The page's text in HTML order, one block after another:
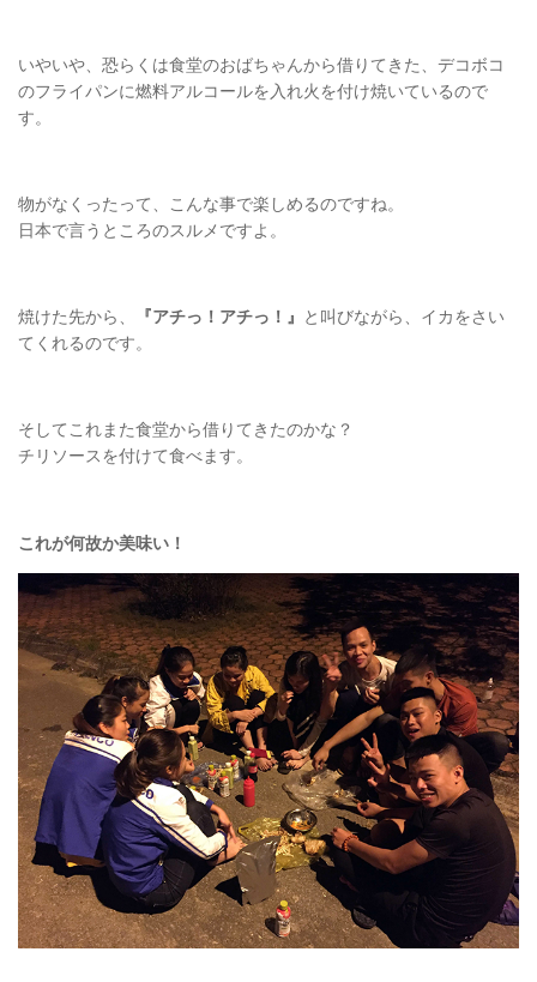
いやいや、恐らくは食堂のおばちゃんから借りてきた、デコボコ
のフライパンに燃料アルコールを入れ火を付け焼いているので
す。
物がなくったって、こんな事で楽しめるのですね。
日本で言うところのスルメですよ。
焼けた先から、 『アチっ！アチっ！』
と叫びながら、イカをさい
てくれるのです。
そしてこれまた食堂から借りてきたのかな？
チリソースを付けて食べます。
これが何故か美味い！